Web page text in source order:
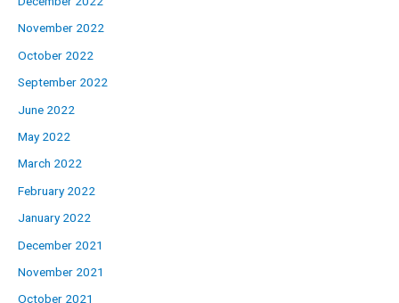
November 2022
October 2022
September 2022
June 2022
May 2022
March 2022
February 2022
January 2022
December 2021
November 2021
October 2021